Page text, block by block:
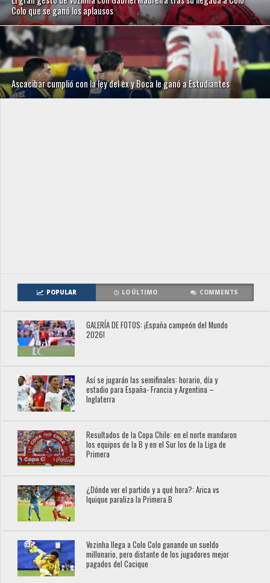
Colo que se ganó los aplausos
Ascacibar cumplió con la ley del ex y Boca le ganó a Estudiantes
POPULAR LO ÚLTIMO COMMENTS
GALERÍA DE FOTOS: ¡España campeón del Mundo
2026!
Así se jugarán las semifinales: horario, día y
estadio para España- Francia y Argentina –
Inglaterra
Resultados de la Copa Chile: en el norte mandaron
los equipos de la B y en el Sur los de la Liga de
Primera
¿Dónde ver el partido y a qué hora?: Arica vs
Iquique paraliza la Primera B
Vozinha llega a Colo Colo ganando un sueldo
millonario, pero distante de los jugadores mejor
pagados del Cacique